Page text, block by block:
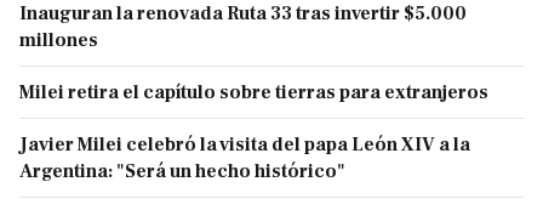
Inauguran la renovada Ruta 33 tras invertir $5.000
millones
Milei retira el capítulo sobre tierras para extranjeros
Javier Milei celebró la visita del papa León XIV a la
Argentina: "Será un hecho histórico"